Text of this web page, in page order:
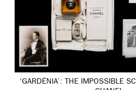
‘GARDÉNIA’: THE IMPOSSIBLE